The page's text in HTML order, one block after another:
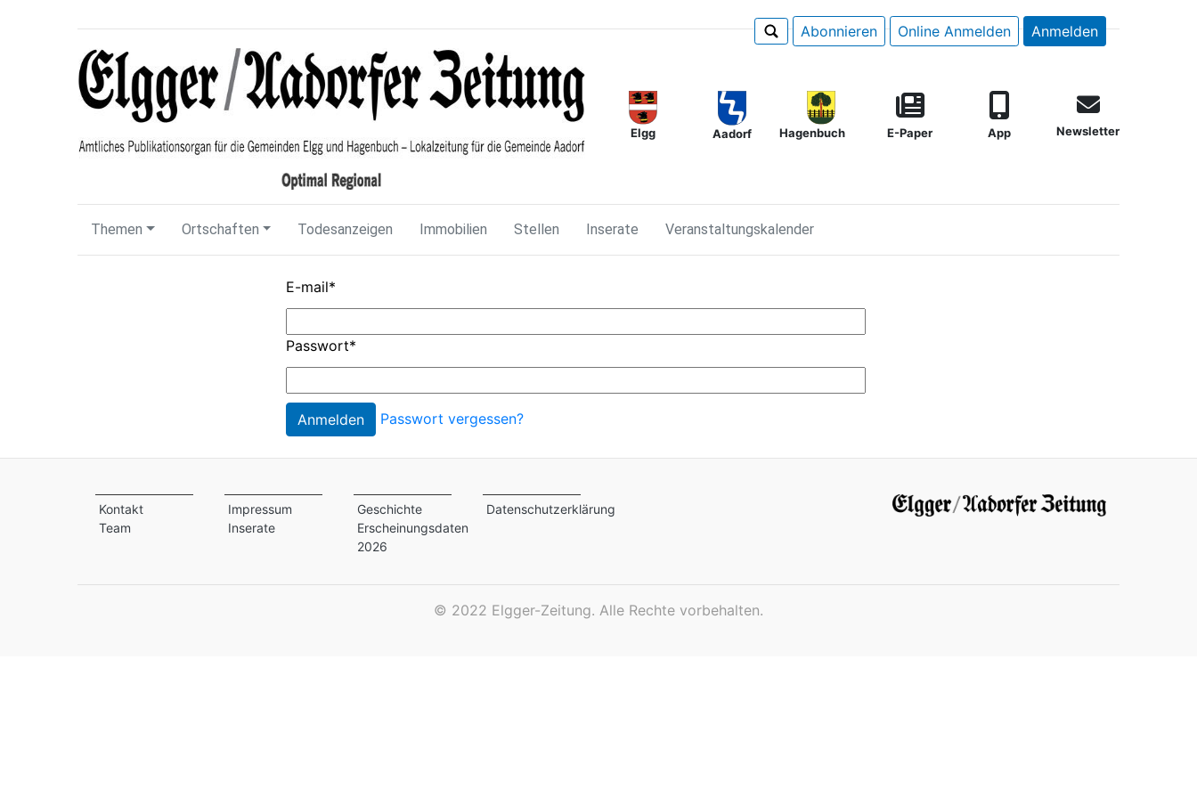
Abonnieren Online Anmelden Anmelden
Elgg Aadorf Hagenbuch E-Paper App Newsletter
Themen Ortschaften Todesanzeigen Immobilien Stellen Inserate Veranstaltungskalender
E-mail*
Passwort*
Passwort vergessen?
Kontakt
Team
Impressum
Inserate
Geschichte
Erscheinungsdaten
2026
Datenschutzerklärung
© 2022 Elgger-Zeitung. Alle Rechte vorbehalten.